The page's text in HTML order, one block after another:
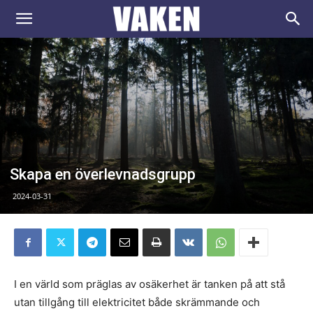
VAKEN.se
Skapa en överlevnadsgrupp
2024-03-31
I en värld som präglas av osäkerhet är tanken på att stå
utan tillgång till elektricitet både skrämmande och